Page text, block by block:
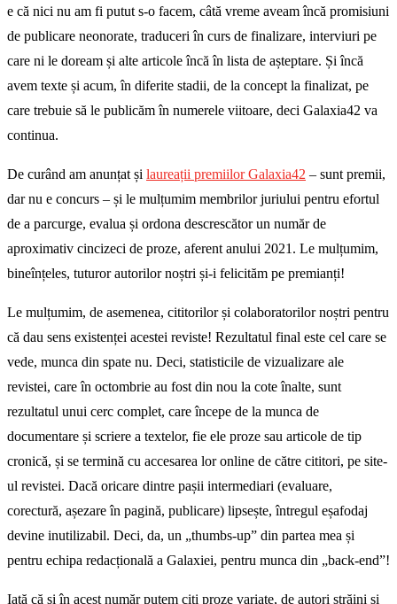
e că nici nu am fi putut s-o facem, câtă vreme aveam încă promisiuni
de publicare neonorate, traduceri în curs de finalizare, interviuri pe
care ni le doream și alte articole încă în lista de așteptare. Și încă
avem texte și acum, în diferite stadii, de la concept la finalizat, pe
care trebuie să le publicăm în numerele viitoare, deci Galaxia42 va
continua.
De curând am anunțat și laureații premiilor Galaxia42 – sunt premii,
dar nu e concurs – și le mulțumim membrilor juriului pentru efortul
de a parcurge, evalua și ordona descrescător un număr de
aproximativ cincizeci de proze, aferent anului 2021. Le mulțumim,
bineînțeles, tuturor autorilor noștri și-i felicităm pe premianți!
Le mulțumim, de asemenea, cititorilor și colaboratorilor noștri pentru
că dau sens existenței acestei reviste! Rezultatul final este cel care se
vede, munca din spate nu. Deci, statisticile de vizualizare ale
revistei, care în octombrie au fost din nou la cote înalte, sunt
rezultatul unui cerc complet, care începe de la munca de
documentare și scriere a textelor, fie ele proze sau articole de tip
cronică, și se termină cu accesarea lor online de către cititori, pe site-
ul revistei. Dacă oricare dintre pașii intermediari (evaluare,
corectură, așezare în pagină, publicare) lipsește, întregul eșafodaj
devine inutilizabil. Deci, da, un „thumbs-up” din partea mea și
pentru echipa redacțională a Galaxiei, pentru munca din „back-end”!
Iată că și în acest număr putem citi proze variate, de autori străini și